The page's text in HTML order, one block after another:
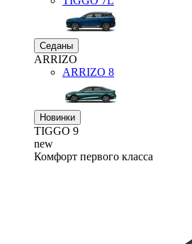
Седаны
ARRIZO
ARRIZO 8
Новинки
TIGGO 9
new
Комфорт первого класса